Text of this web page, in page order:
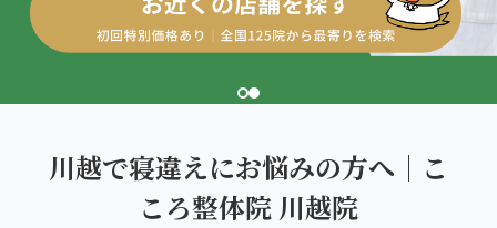
ぎっくり腰
寝違え
姿勢矯正
高田馬場エリア（2院）
立川エリア（2院）
メディア・実績
お知らせ
川越で寝違えにお悩みの方へ｜こ
ころ整体院 川越院